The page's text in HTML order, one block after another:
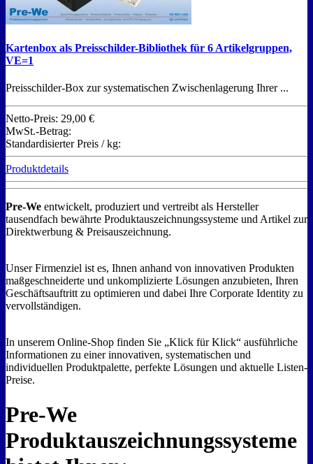
Kartenbox als Preisschilder-Bibliothek für 6 Artikelgruppen,
VE=1
Preisschilder-Box zur systematischen Zwischenlagerung Ihrer ...
Netto-Preis: 29,00 €
MwSt.-Betrag:
Standardisierter Preis / kg:
Produktdetails
Pre-We entwickelt, produziert und vertreibt als Hersteller
tausendfach bewährte Produktauszeichnungssysteme und Artikel zur
Direktwerbung & Preisauszeichnung.
Unser Firmenziel ist es, Ihnen anhand von innovativen Produkten
maßgeschneiderte und unkomplizierte Lösungen anzubieten, Ihren
Geschäftsauftritt zu optimieren und dabei Ihre Corporate Identity zu
vervollständigen.
In unserem Online-Shop finden Sie „Klick für Klick“ ausführliche
Informationen zu einer innovativen, systematischen und
individuellen Produktpalette, perfekte Lösungen und aktuelle Listen-
Preise.
Pre-We
Produktauszeichnungssysteme